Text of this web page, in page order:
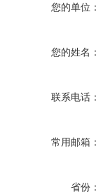
您的单位：
您的姓名：
联系电话：
常用邮箱：
省份：